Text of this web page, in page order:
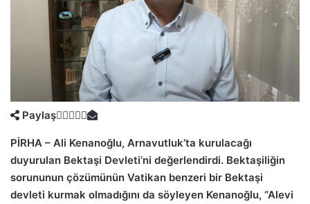
Paylaş
PİRHA – Ali Kenanoğlu, Arnavutluk’ta kurulacağı
duyurulan Bektaşi Devleti’ni değerlendirdi. Bektaşiliğin
sorununun çözümünün Vatikan benzeri bir Bektaşi
devleti kurmak olmadığını da söyleyen Kenanoğlu, “Alevi